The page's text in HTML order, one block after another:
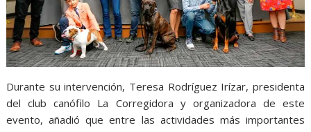
Durante su intervención, Teresa Rodríguez Irízar, presidenta
del club canófilo La Corregidora y organizadora de este
evento, añadió que entre las actividades más importantes